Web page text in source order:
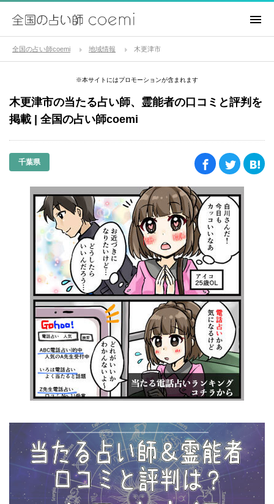
全国の占い師coemi 地域情報 木更津市
※本サイトにはプロモーションが含まれます
木更津市の当たる占い師、霊能者の口コミと評判を
掲載 | 全国の占い師coemi
千葉県